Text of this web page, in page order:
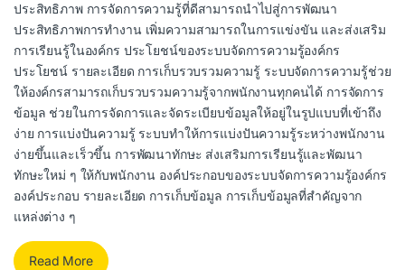
ประสิทธิภาพ การจัดการความรู้ที่ดีสามารถนำไปสู่การพัฒนา
ประสิทธิภาพการทำงาน เพิ่มความสามารถในการแข่งขัน และส่งเสริม
การเรียนรู้ในองค์กร ประโยชน์ของระบบจัดการความรู้องค์กร
ประโยชน์ รายละเอียด การเก็บรวบรวมความรู้ ระบบจัดการความรู้ช่วย
ให้องค์กรสามารถเก็บรวบรวมความรู้จากพนักงานทุกคนได้ การจัดการ
ข้อมูล ช่วยในการจัดการและจัดระเบียบข้อมูลให้อยู่ในรูปแบบที่เข้าถึง
ง่าย การแบ่งปันความรู้ ระบบทำให้การแบ่งปันความรู้ระหว่างพนักงาน
ง่ายขึ้นและเร็วขึ้น การพัฒนาทักษะ ส่งเสริมการเรียนรู้และพัฒนา
ทักษะใหม่ ๆ ให้กับพนักงาน องค์ประกอบของระบบจัดการความรู้องค์กร
องค์ประกอบ รายละเอียด การเก็บข้อมูล การเก็บข้อมูลที่สำคัญจาก
แหล่งต่าง ๆ
Read More